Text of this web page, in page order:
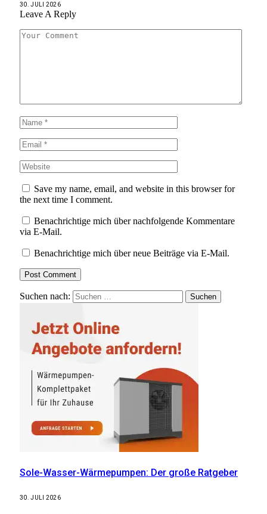
30. JULI 2026
Leave A Reply
Save my name, email, and website in this browser for
the next time I comment.
Benachrichtige mich über nachfolgende Kommentare
via E-Mail.
Benachrichtige mich über neue Beiträge via E-Mail.
Suchen nach:
Sole-Wasser-Wärmepumpen: Der große Ratgeber
30. JULI 2026